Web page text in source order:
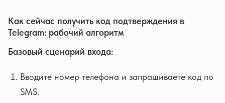
Как сейчас получить код подтверждения в
Telegram: рабочий алгоритм
Базовый сценарий входа:
Вводите номер телефона и запрашиваете код по
SMS.